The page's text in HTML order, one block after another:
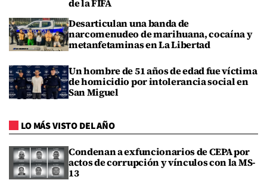
de la FIFA
Desarticulan una banda de
narcomenudeo de marihuana, cocaína y
metanfetaminas en La Libertad
Un hombre de 51 años de edad fue víctima
de homicidio por intolerancia social en
San Miguel
LO MÁS VISTO DEL AÑO
Condenan a exfuncionarios de CEPA por
actos de corrupción y vínculos con la MS-
13